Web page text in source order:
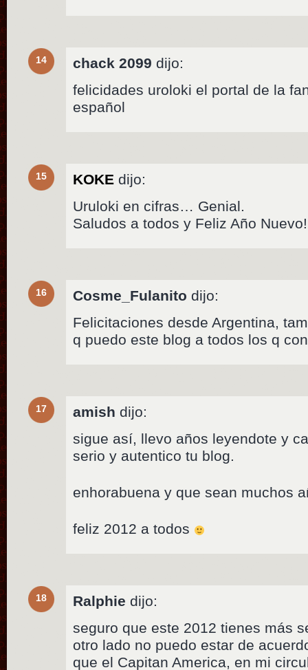
14 chack 2099 dijo:
felicidades uroloki el portal de la
español
15 KOKE dijo:
Uruloki en cifras… Genial.
Saludos a todos y Feliz Año
16 Cosme_Fulanito dijo:
Felicitaciones desde Argentina,
q puedo este blog a todos los q
17 amish dijo:
sigue así, llevo años leyendote y
serio y autentico tu blog.
enhorabuena y que sean muchos
feliz 2012 a todos
18 Ralphie dijo:
seguro que este 2012 tienes más
otro lado no puedo estar de
que el Capitan America, en mi